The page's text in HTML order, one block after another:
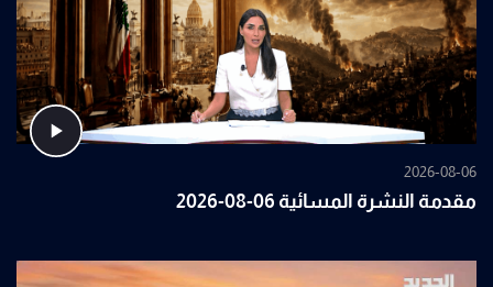
2026-08-06
مقدمة النشرة المسائية 06-08-2026